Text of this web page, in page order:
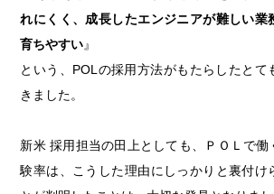
れにくく、成長したエンジニアが難しい業
育ちやすい』
という、POLの採用方法がもたらしたとて
きました。
新米 採用担当の田上としても、ＰＯＬで働
験率は、こうした理由にしっかりと裏付け